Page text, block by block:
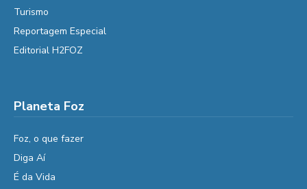
Turismo
Reportagem Especial
Editorial H2FOZ
Planeta Foz
Foz, o que fazer
Diga Aí
É da Vida